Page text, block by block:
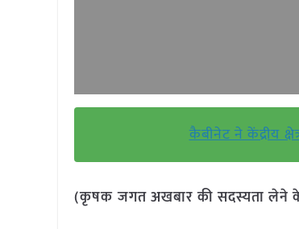
कैबीनेट ने केंद्रीय
(कृषक जगत अखबार की सदस्यता लेने